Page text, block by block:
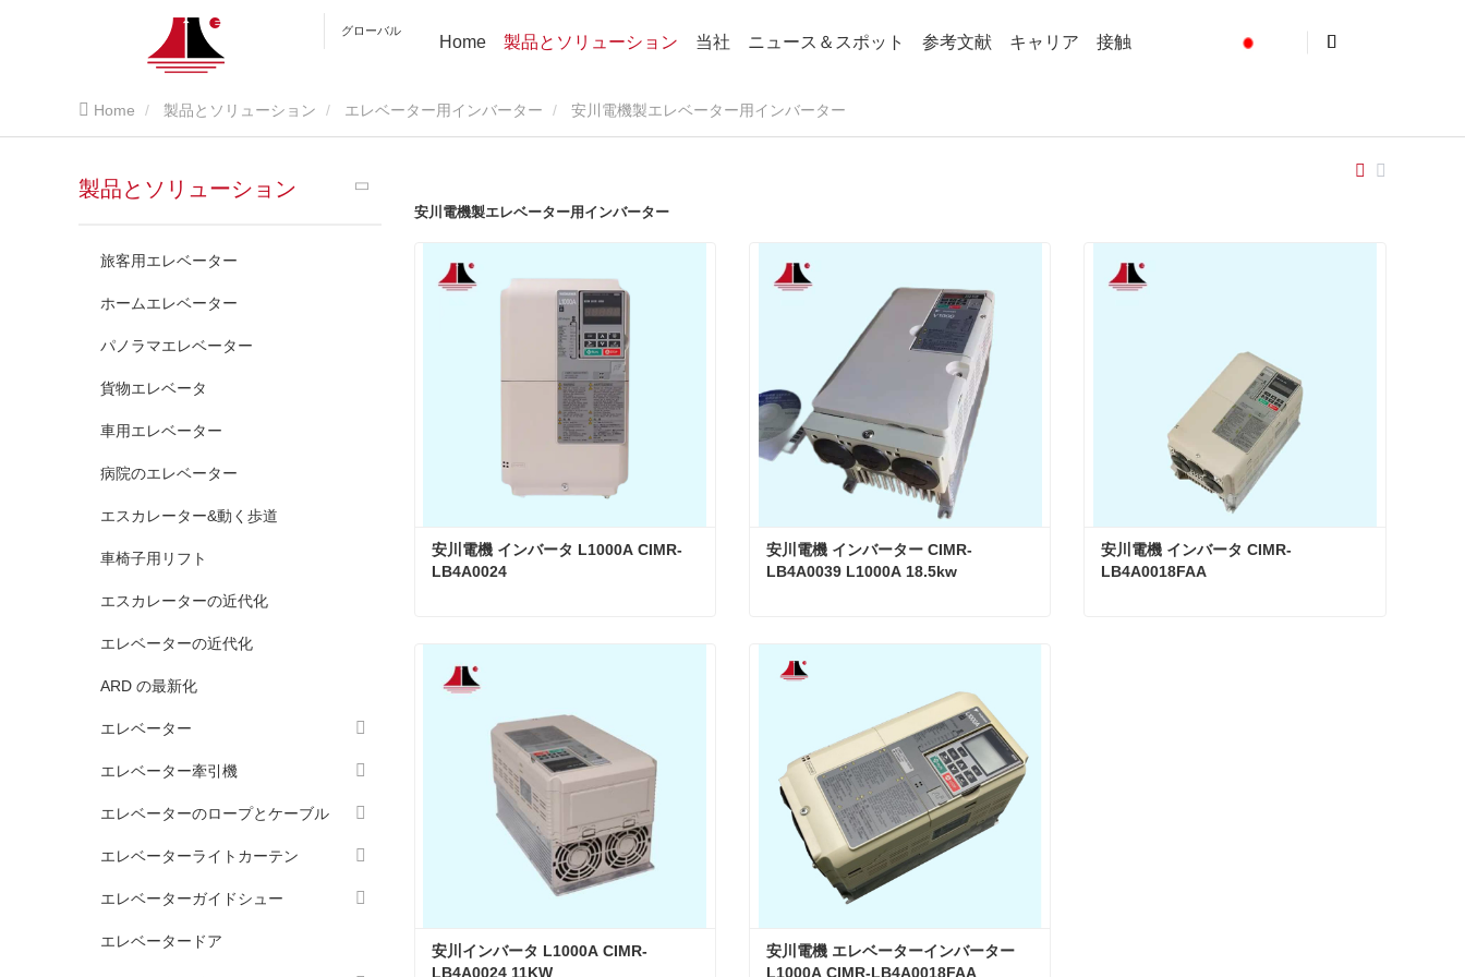
グローバル
Home 製品とソリューション 当社 ニュース＆スポット 参考文献 キャリア 接触
Home 製品とソリューション エレベーター用インバーター 安川電機製エレベーター用インバーター
製品とソリューション
旅客用エレベーター
ホームエレベーター
パノラマエレベーター
貨物エレベータ
車用エレベーター
病院のエレベーター
エスカレーター&動く歩道
車椅子用リフト
エスカレーターの近代化
エレベーターの近代化
ARD の最新化
エレベーター
エレベーター牽引機
エレベーターのロープとケーブル
エレベーターライトカーテン
エレベーターガイドシュー
エレベータードア
安川電機製エレベーター用インバーター
安川電機 インバータ L1000A CIMR-
LB4A0024
安川電機 インバータ L1000A CIMR-LB4A0024
今コンタクトしてください
安川電機 インバーター CIMR-
LB4A0039 L1000A 18.5kw
安川電機 インバーター CIMR-LB4A0039 L1000A 18.5kw
今コンタクトしてください
安川電機 インバータ CIMR-
LB4A0018FAA
安川インバータ L1000A CIMR-
LB4A0024 11KW
安川電機 エレベーターインバーター
L1000A CIMR-LB4A0018FAA